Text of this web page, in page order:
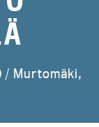
/ Murtomäki,